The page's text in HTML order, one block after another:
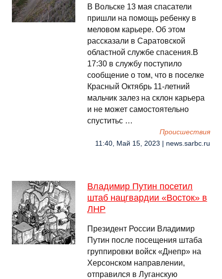
В Вольске 13 мая спасатели
пришли на помощь ребенку в
меловом карьере. Об этом
рассказали в Саратовской
областной службе спасения.В
17:30 в службу поступило
сообщение о том, что в поселке
Красный Октябрь 11-летний
мальчик залез на склон карьера
и не может самостоятельно
спуститьс …
Происшествия
11:40, Май 15, 2023 | news.sarbc.ru
Владимир Путин посетил
штаб нацгвардии «Восток» в
ЛНР
Президент России Владимир
Путин после посещения штаба
группировки войск «Днепр» на
Херсонском направлении,
отправился в Луганскую